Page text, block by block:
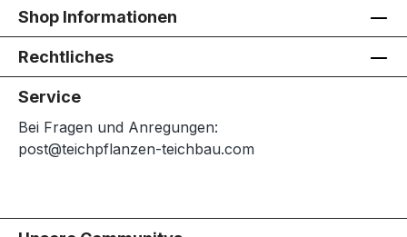
Shop Informationen
Rechtliches
Service
Bei Fragen und Anregungen:
post@teichpflanzen-teichbau.com